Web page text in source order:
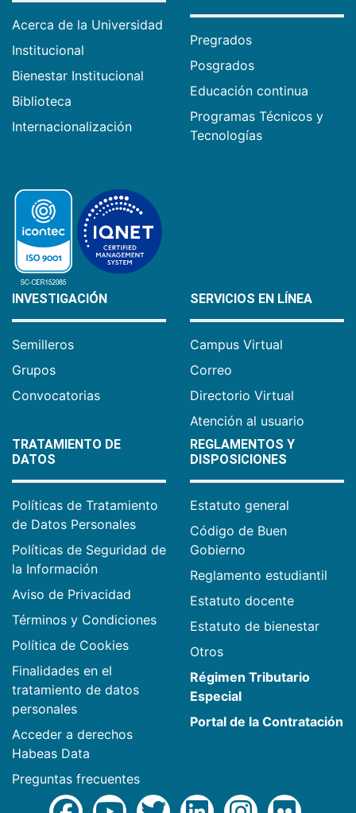
Acerca de la Universidad
Institucional
Bienestar Institucional
Biblioteca
Internacionalización
Pregrados
Posgrados
Educación continua
Programas Técnicos y
Tecnologías
INVESTIGACIÓN
Semilleros
Grupos
Convocatorias
SERVICIOS EN LÍNEA
Campus Virtual
Correo
Directorio Virtual
Atención al usuario
TRATAMIENTO DE
DATOS
Políticas de Tratamiento
de Datos Personales
Políticas de Seguridad de
la Información
Aviso de Privacidad
Términos y Condiciones
Política de Cookies
Finalidades en el
tratamiento de datos
personales
Acceder a derechos
Habeas Data
Preguntas frecuentes
REGLAMENTOS Y
DISPOSICIONES
Estatuto general
Código de Buen
Gobierno
Reglamento estudiantil
Estatuto docente
Estatuto de bienestar
Otros
Régimen Tributario
Especial
Portal de la Contratación